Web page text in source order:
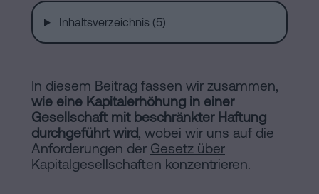
Blog
Kontaktieren
Rechtlicher
Online-
und
Gesellschaftsrecht
Eine
Erbschaft
in
Inhaltsverzeichnis (5)
In diesem Beitrag fassen wir zusammen,
wie eine Kapitalerhöhung in einer
Gesellschaft mit beschränkter Haftung
durchgeführt wird, wobei wir uns auf die
Anforderungen der Gesetz über
Kapitalgesellschaften konzentrieren.